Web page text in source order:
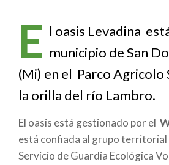
enlaces
de
ayuda
a
la
navegación
E l oasis Levadina
municipio de San
(Mi) en el Parco Agricolo
la orilla del río Lambro.
El oasis está gestionado por el
está confiada al grupo
Servicio de Guardia Ecológica